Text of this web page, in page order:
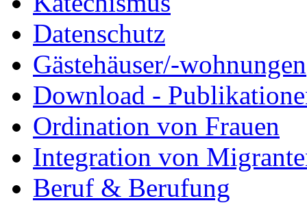
Datenschutz
Gästehäuser/-wohnungen
Download -
Ordination von Frauen
Integration von
Beruf & Berufung